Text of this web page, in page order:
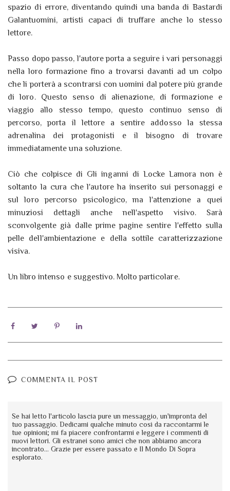
spazio di errore, diventando quindi una banda di Bastardi
Galantuomini, artisti capaci di truffare anche lo stesso
lettore.
Passo dopo passo, l'autore porta a seguire i vari personaggi
nella loro formazione fino a trovarsi davanti ad un colpo
che li porterà a scontrarsi con uomini dal potere più grande
di loro. Questo senso di alienazione, di formazione e
viaggio allo stesso tempo, questo continuo senso di
percorso, porta il lettore a sentire addosso la stessa
adrenalina dei protagonisti e il bisogno di trovare
immediatamente una soluzione.
Ciò che colpisce di Gli inganni di Locke Lamora non è
soltanto la cura che l'autore ha inserito sui personaggi e
sul loro percorso psicologico, ma l'attenzione a quei
minuziosi dettagli anche nell'aspetto visivo. Sarà
sconvolgente già dalle prime pagine sentire l'effetto sulla
pelle dell'ambientazione e della sottile caratterizzazione
visiva.
Un libro intenso e suggestivo. Molto particolare.
COMMENTA IL POST
Se hai letto l'articolo lascia pure un messaggio, un'impronta del
tuo passaggio. Dedicami qualche minuto così da raccontarmi le
tue opinioni; mi fa piacere confrontarmi e leggere i commenti di
nuovi lettori. Gli estranei sono amici che non abbiamo ancora
incontrato... Grazie per essere passato e Il Mondo Di Sopra
esplorato.